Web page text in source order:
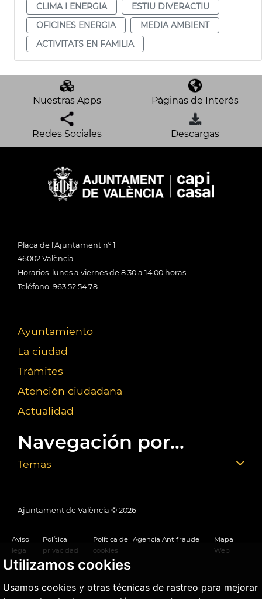
Utilizamos cookies
Usamos cookies y otras técnicas de rastreo para mejorar
CLIMA I ENERGIA
ESTIU DIVERACTIU
OFICINES ENERGIA
MEDIA AMBIENT
ACTIVITATS EN FAMILIA
Nuestras Apps Páginas de Interés
Redes Sociales Descargas
Plaça de l'Ajuntament nº 1
46002 València
Horarios: lunes a viernes de 8:30 a 14:00 horas
Teléfono: 963 52 54 78
Ayuntamiento
La ciudad
Trámites
Atención ciudadana
Actualidad
Navegación por...
Temas
Ajuntament de València © 2026
Aviso
legal
Política
privacidad
Política de
cookies
Agencia Antifraude
Mapa
Web